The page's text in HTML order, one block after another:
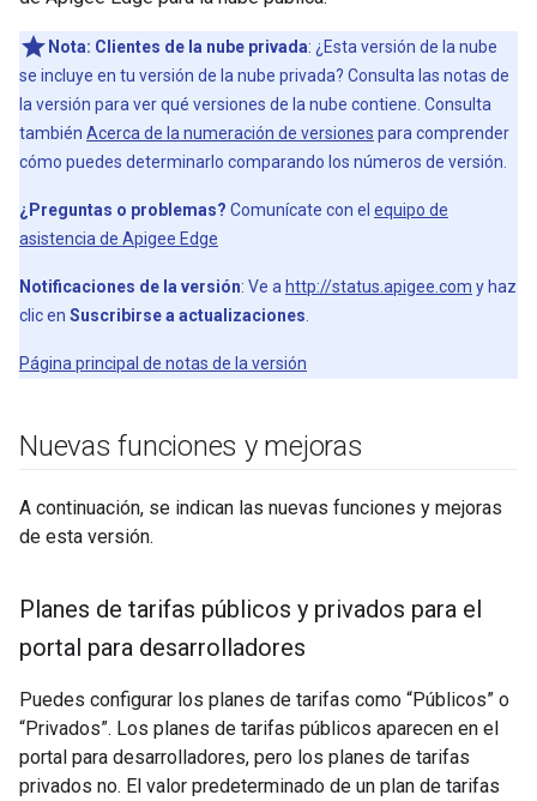
Nota: Clientes de la nube privada: ¿Esta versión de la nube
se incluye en tu versión de la nube privada? Consulta las notas de
la versión para ver qué versiones de la nube contiene. Consulta
también Acerca de la numeración de versiones para comprender
cómo puedes determinarlo comparando los números de versión.
¿Preguntas o problemas? Comunícate con el equipo de
asistencia de Apigee Edge
Notificaciones de la versión: Ve a http://status.apigee.com y haz
clic en Suscribirse a actualizaciones
Página principal de notas de la versión
Nuevas funciones y mejoras
A continuación, se indican las nuevas funciones y mejoras
de esta versión.
Planes de tarifas públicos y privados para el
portal para desarrolladores
Puedes configurar los planes de tarifas como “Públicos” o
“Privados”. Los planes de tarifas públicos aparecen en el
portal para desarrolladores, pero los planes de tarifas
privados no. El valor predeterminado de un plan de tarifas